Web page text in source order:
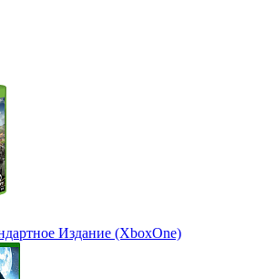
Издание (XboxOne)